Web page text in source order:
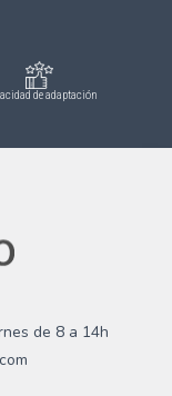
de adaptación
de 8 a 14h